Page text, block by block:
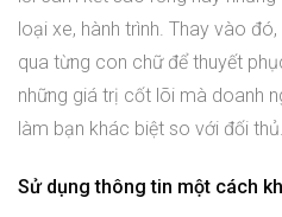
loại xe, hành trình. Thay vào
qua từng con chữ để thuyết
những giá trị cốt lõi mà doanh
làm bạn khác biệt so với đối thủ.
Sử dụng thông tin một cách